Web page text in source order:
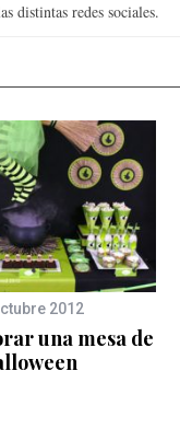
distintas redes sociales.
2012
una mesa de